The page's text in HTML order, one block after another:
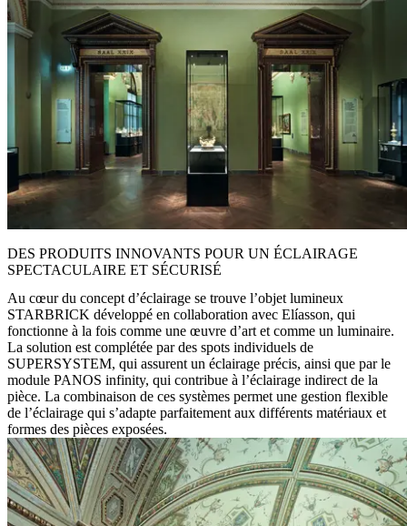
DES PRODUITS INNOVANTS POUR UN ÉCLAIRAGE
SPECTACULAIRE ET SÉCURISÉ
Au cœur du concept d’éclairage se trouve l’objet lumineux
STARBRICK développé en collaboration avec Elíasson, qui
fonctionne à la fois comme une œuvre d’art et comme un luminaire.
La solution est complétée par des spots individuels de
SUPERSYSTEM, qui assurent un éclairage précis, ainsi que par le
module PANOS infinity, qui contribue à l’éclairage indirect de la
pièce. La combinaison de ces systèmes permet une gestion flexible
de l’éclairage qui s’adapte parfaitement aux différents matériaux et
formes des pièces exposées.